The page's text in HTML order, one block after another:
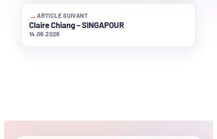
→ARTICLE SUIVANT
Claire Chiang – SINGAPOUR
14.06.2026